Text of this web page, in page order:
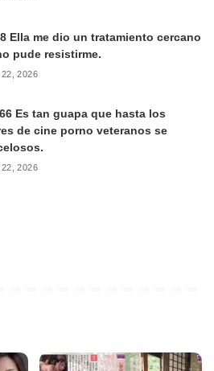
Ella me dio un tratamiento cercano
pude resistirme.
2026
Es tan guapa que hasta los
de cine porno veteranos se
2026